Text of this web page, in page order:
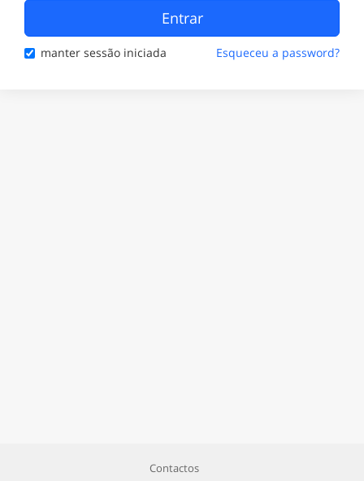
Entrar
manter sessão iniciada Esqueceu a password?
Contactos